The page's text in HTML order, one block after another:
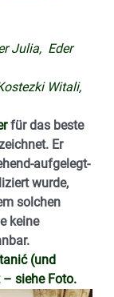
Julia, Eder
Witali,
für das beste
Er
aufgelegt-
wurde,
solchen
keine
(und
– siehe Foto.